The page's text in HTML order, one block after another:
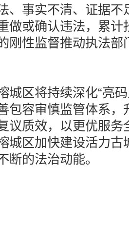
、事实不清、证据不
做或确认违法，累计
刚性监督推动执法部
区将持续深化“亮码
包容审慎监管体系，
议质效，以更优服务
城区加快建设活力古
断的法治动能。